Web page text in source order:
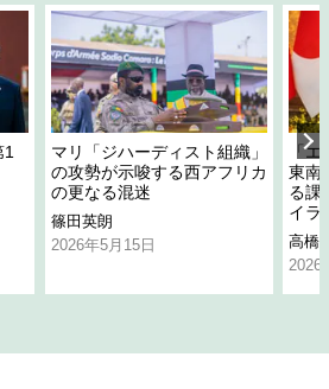
マリ「ジハーディスト組織」
の攻勢が示唆する西アフリカ
の更なる混迷
篠田英朗
2026年5月15日
「
東南
る課
イラ
高橋
2026